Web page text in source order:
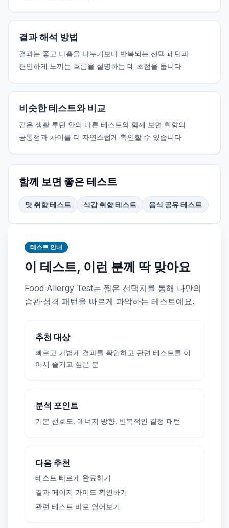
결과 해석 방법
결과는 좋고 나쁨을 나누기보다 반복되는 선택 패턴과
편안하게 느끼는 흐름을 설명하는 데 초점을 둡니다.
비슷한 테스트와 비교
같은 생활 루틴 안의 다른 테스트와 함께 보면 취향의
공통점과 차이를 더 자연스럽게 확인할 수 있습니다.
함께 보면 좋은 테스트
맛 취향 테스트 식감 취향 테스트 음식 공유 테스트
테스트 안내
이 테스트, 이런 분께 딱 맞아요
Food Allergy Test는 짧은 선택지를 통해 나만의
습관·성격 패턴을 빠르게 파악하는 테스트예요.
추천 대상
빠르고 가볍게 결과를 확인하고 관련 테스트를 이
어서 즐기고 싶은 분
분석 포인트
기본 선호도, 에너지 방향, 반복적인 결정 패턴
다음 추천
테스트 빠르게 완료하기
결과 페이지 가이드 확인하기
관련 테스트 바로 열어보기